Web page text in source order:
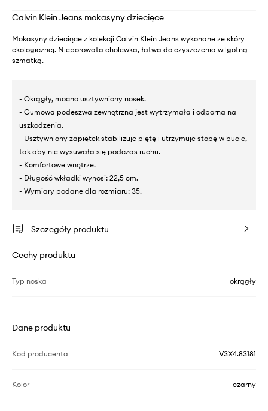
Calvin Klein Jeans mokasyny dziecięce
Mokasyny dziecięce z kolekcji Calvin Klein Jeans wykonane ze skóry
ekologicznej. Nieporowata cholewka, łatwa do czyszczenia wilgotną
szmatką.
- Okrągły, mocno usztywniony nosek.
- Gumowa podeszwa zewnętrzna jest wytrzymała i odporna na
uszkodzenia.
- Usztywniony zapiętek stabilizuje piętę i utrzymuje stopę w bucie,
tak aby nie wysuwała się podczas ruchu.
- Komfortowe wnętrze.
- Długość wkładki wynosi: 22,5 cm.
- Wymiary podane dla rozmiaru: 35.
Szczegóły produktu
Cechy produktu
Typ noska okrągły
Dane produktu
Kod producenta V3X4.83181
Kolor czarny